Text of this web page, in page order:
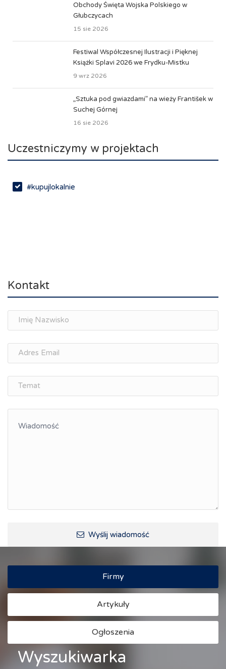
Obchody Święta Wojska Polskiego w
Głubczycach
15 sie 2026
Festiwal Współczesnej Ilustracji i Pięknej
Książki Splavi 2026 we Frydku-Mistku
9 wrz 2026
„Sztuka pod gwiazdami” na wieży František w
Suchej Górnej
16 sie 2026
Uczestniczymy w projektach
#kupujlokalnie
Kontakt
Wyślij wiadomość
Firmy
Artykuły
Ogłoszenia
Wyszukiwarka